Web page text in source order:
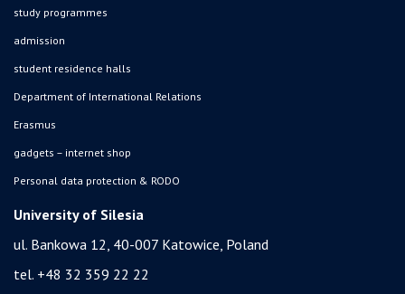
study programmes
admission
student residence halls
Department of International Relations
Erasmus
gadgets – internet shop
Personal data protection & RODO
University of Silesia
ul. Bankowa 12, 40-007 Katowice, Poland
tel. +48 32 359 22 22